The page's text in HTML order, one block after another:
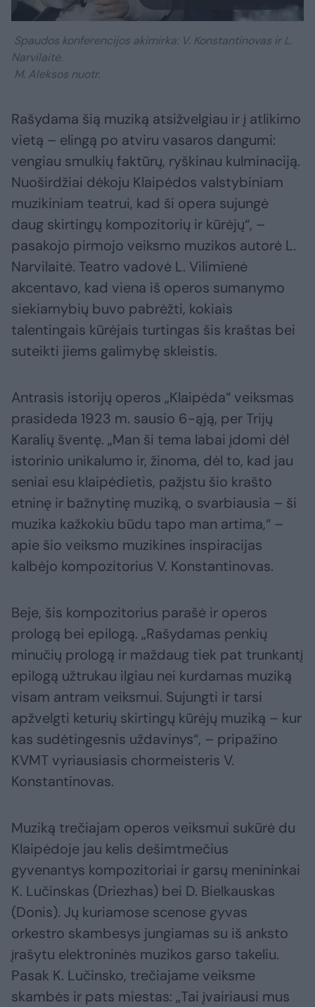
Spaudos konferencijos akimirka: V. Konstantinovas ir L.
Narvilaitė.
M. Aleksos nuotr.
Rašydama šią muziką atsižvelgiau ir į atlikimo
vietą – elingą po atviru vasaros dangumi:
vengiau smulkių faktūrų, ryškinau kulminaciją.
Nuoširdžiai dėkoju Klaipėdos valstybiniam
muzikiniam teatrui, kad ši opera sujungė
daug skirtingų kompozitorių ir kūrėjų“, –
pasakojo pirmojo veiksmo muzikos autorė L.
Narvilaitė. Teatro vadovė L. Vilimienė
akcentavo, kad viena iš operos sumanymo
siekiamybių buvo pabrėžti, kokiais
talentingais kūrėjais turtingas šis kraštas bei
suteikti jiems galimybę skleistis.
Antrasis istorijų operos „Klaipėda“ veiksmas
prasideda 1923 m. sausio 6-ąją, per Trijų
Karalių šventę. „Man ši tema labai įdomi dėl
istorinio unikalumo ir, žinoma, dėl to, kad jau
seniai esu klaipėdietis, pažįstu šio krašto
etninę ir bažnytinę muziką, o svarbiausia – ši
muzika kažkokiu būdu tapo man artima,“ –
apie šio veiksmo muzikines inspiracijas
kalbėjo kompozitorius V. Konstantinovas.
Beje, šis kompozitorius parašė ir operos
prologą bei epilogą. „Rašydamas penkių
minučių prologą ir maždaug tiek pat trunkantį
epilogą užtrukau ilgiau nei kurdamas muziką
visam antram veiksmui. Sujungti ir tarsi
apžvelgti keturių skirtingų kūrėjų muziką – kur
kas sudėtingesnis uždavinys“, – pripažino
KVMT vyriausiasis chormeisteris V.
Konstantinovas.
Muziką trečiajam operos veiksmui sukūrė du
Klaipėdoje jau kelis dešimtmečius
gyvenantys kompozitoriai ir garsų menininkai
K. Lučinskas (Driezhas) bei D. Bielkauskas
(Donis). Jų kuriamose scenose gyvas
orkestro skambesys jungiamas su iš anksto
įrašytu elektroninės muzikos garso takeliu.
Pasak K. Lučinsko, trečiajame veiksme
skambės ir pats miestas: „Tai įvairiausi mus